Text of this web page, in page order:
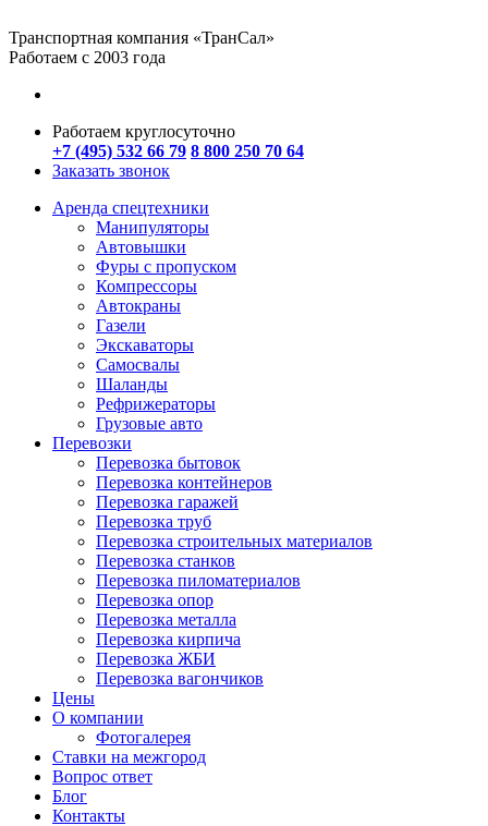
Транспортная компания «ТранСал»
Работаем с 2003 года
Работаем круглосуточно
+7 (495) 532 66 79 8 800 250 70 64
Заказать звонок
Аренда спецтехники
Манипуляторы
Автовышки
Фуры с пропуском
Компрессоры
Автокраны
Газели
Экскаваторы
Самосвалы
Шаланды
Рефрижераторы
Грузовые авто
Перевозки
Перевозка бытовок
Перевозка контейнеров
Перевозка гаражей
Перевозка труб
Перевозка строительных материалов
Перевозка станков
Перевозка пиломатериалов
Перевозка опор
Перевозка металла
Перевозка кирпича
Перевозка ЖБИ
Перевозка вагончиков
Цены
О компании
Фотогалерея
Ставки на межгород
Вопрос ответ
Блог
Контакты